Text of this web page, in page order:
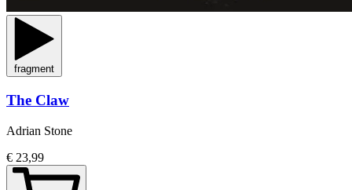
fragment
The Claw
Adrian Stone
€ 23,99